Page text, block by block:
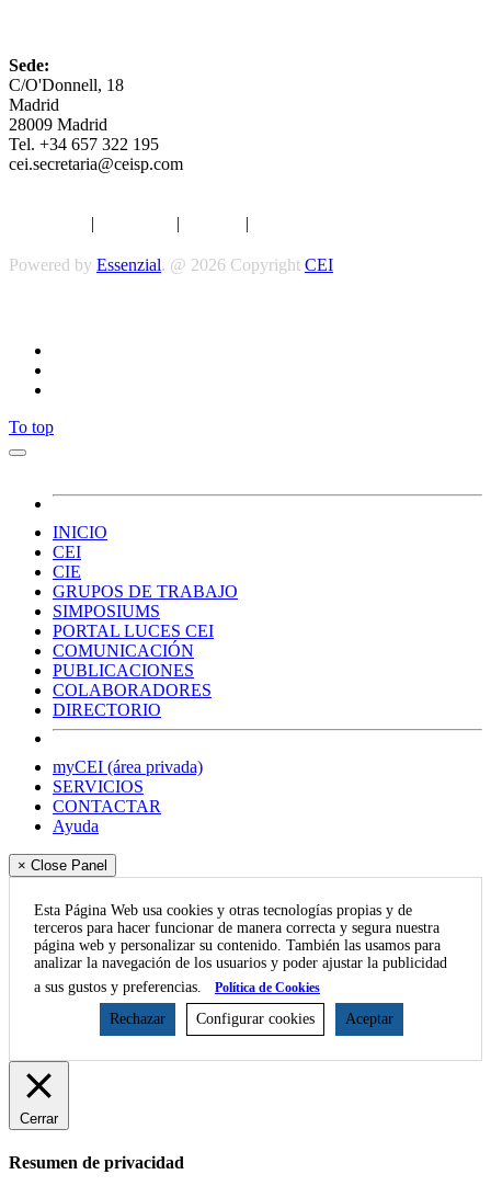
Sede:
C/O'Donnell, 18
Madrid
28009 Madrid
Tel. +34 657 322 195
cei.secretaria@ceisp.com
| | |
Powered by Essenzial. @ 2026 Copyright CEI
To top
INICIO
CEI
CIE
GRUPOS DE TRABAJO
SIMPOSIUMS
PORTAL LUCES CEI
COMUNICACIÓN
PUBLICACIONES
COLABORADORES
DIRECTORIO
myCEI (área privada)
SERVICIOS
CONTACTAR
Ayuda
× Close Panel
Esta Página Web usa cookies y otras tecnologías propias y de
terceros para hacer funcionar de manera correcta y segura nuestra
página web y personalizar su contenido. También las usamos para
analizar la navegación de los usuarios y poder ajustar la publicidad
a sus gustos y preferencias.
Política de Cookies
Rechazar Configurar cookies Aceptar
Cerrar
Resumen de privacidad